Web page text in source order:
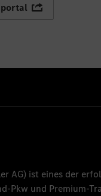
AG) ist eines der
Pkw und Premium-